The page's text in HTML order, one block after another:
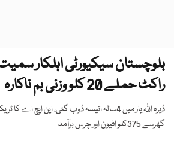
راکٹ حملے 20 کلو وزنی بم ناکارہ
ڈیرہ اللہ یار میں 4سالہ انیسہ ڈوب گئی، این ایچ
گھرسے 375کلو افیون اور چرس برآمد